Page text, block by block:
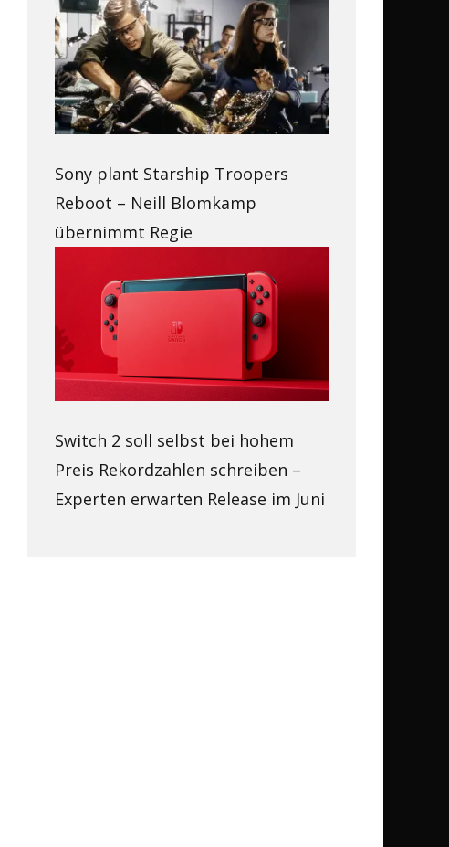
Sony plant Starship Troopers
Reboot – Neill Blomkamp
übernimmt Regie
Switch 2 soll selbst bei hohem
Preis Rekordzahlen schreiben –
Experten erwarten Release im Juni